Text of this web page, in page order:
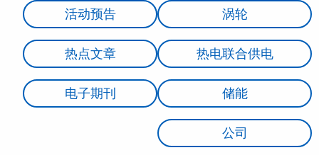
活动预告
热点文章
电子期刊
涡轮
热电联合供电
储能
公司